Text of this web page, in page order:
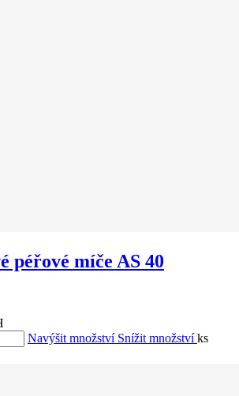
péřové míče AS 40
Navýšit množství Snížit množstvíks